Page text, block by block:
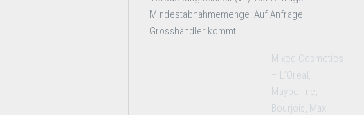
Mindestabnahmemenge: Auf Anfrage
Grosshändler kommt ...
Mixed Cosmetics
– L’Oréal,
Maybelline,
Bourjois, Max